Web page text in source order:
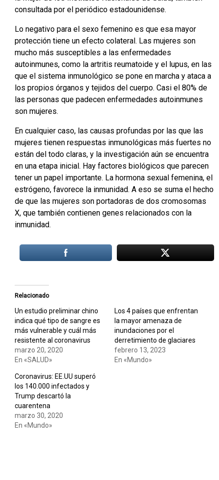
consultada por el periódico estadounidense.
Lo negativo para el sexo femenino es que esa mayor
protección tiene un efecto colateral. Las mujeres son
mucho más susceptibles a las enfermedades
autoinmunes, como la artritis reumatoide y el lupus, en las
que el sistema inmunológico se pone en marcha y ataca a
los propios órganos y tejidos del cuerpo. Casi el 80% de
las personas que padecen enfermedades autoinmunes
son mujeres.
En cualquier caso, las causas profundas por las que las
mujeres tienen respuestas inmunológicas más fuertes no
están del todo claras, y la investigación aún se encuentra
en una etapa inicial. Hay factores biológicos que parecen
tener un papel importante. La hormona sexual femenina, el
estrógeno, favorece la inmunidad. A eso se suma el hecho
de que las mujeres son portadoras de dos cromosomas
X, que también contienen genes relacionados con la
inmunidad.
Relacionado
Un estudio preliminar chino
indica qué tipo de sangre es
más vulnerable y cuál más
resistente al coronavirus
marzo 20, 2020
En «SALUD»
Los 4 países que enfrentan
la mayor amenaza de
inundaciones por el
derretimiento de glaciares
febrero 13, 2023
En «Mundo»
Coronavirus: EE.UU superó
los 140.000 infectados y
Trump descartó la
cuarentena
marzo 30, 2020
En «Mundo»